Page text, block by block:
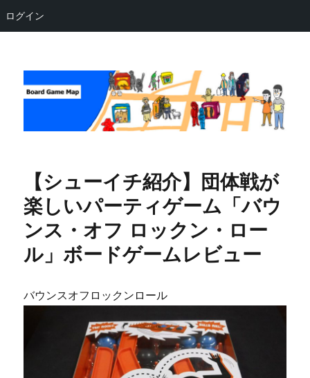
ログイン
Board Game Map
【シューイチ紹介】団体戦が
楽しいパーティゲーム「バウ
ンス・オフ ロックン・ロー
ル」ボードゲームレビュー
バウンスオフロックンロール